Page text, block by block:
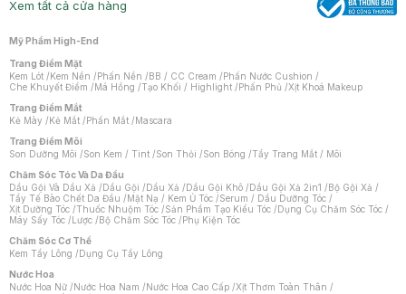
Xem tất cả cửa hàng
Mỹ Phẩm High-End
Trang Điểm Mặt
Kem Lót /Kem Nền /Phấn Nền /BB / CC Cream /Phấn Nước Cushion /
Che Khuyết Điểm /Má Hồng /Tạo Khối / Highlight /Phấn Phủ /Xịt Khoá Makeup
Trang Điểm Mắt
Kẻ Mày /Kẻ Mắt /Phấn Mắt /Mascara
Trang Điểm Môi
Son Dưỡng Môi /Son Kem / Tint /Son Thỏi /Son Bóng /Tẩy Trang Mắt / Môi
Chăm Sóc Tóc Và Da Đầu
Dầu Gội Và Dầu Xả /Dầu Gội /Dầu Xả /Dầu Gội Khô /Dầu Gội Xả 2in1 /Bộ Gội Xả /
Tẩy Tế Bào Chết Da Đầu /Mặt Nạ / Kem Ủ Tóc /Serum / Dầu Dưỡng Tóc /
Xịt Dưỡng Tóc /Thuốc Nhuộm Tóc /Sản Phẩm Tạo Kiểu Tóc /Dụng Cụ Chăm Sóc Tóc /
Máy Sấy Tóc /Lược /Bộ Chăm Sóc Tóc /Phụ Kiện Tóc
Chăm Sóc Cơ Thể
Kem Tẩy Lông /Dụng Cụ Tẩy Lông
Nước Hoa
Nước Hoa Nữ /Nước Hoa Nam /Nước Hoa Cao Cấp /Xịt Thơm Toàn Thân /